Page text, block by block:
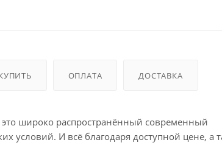
ОПЛАТА ДОСТАВКА
широко распространённый современный
условий. И всё благодаря доступной цене, а